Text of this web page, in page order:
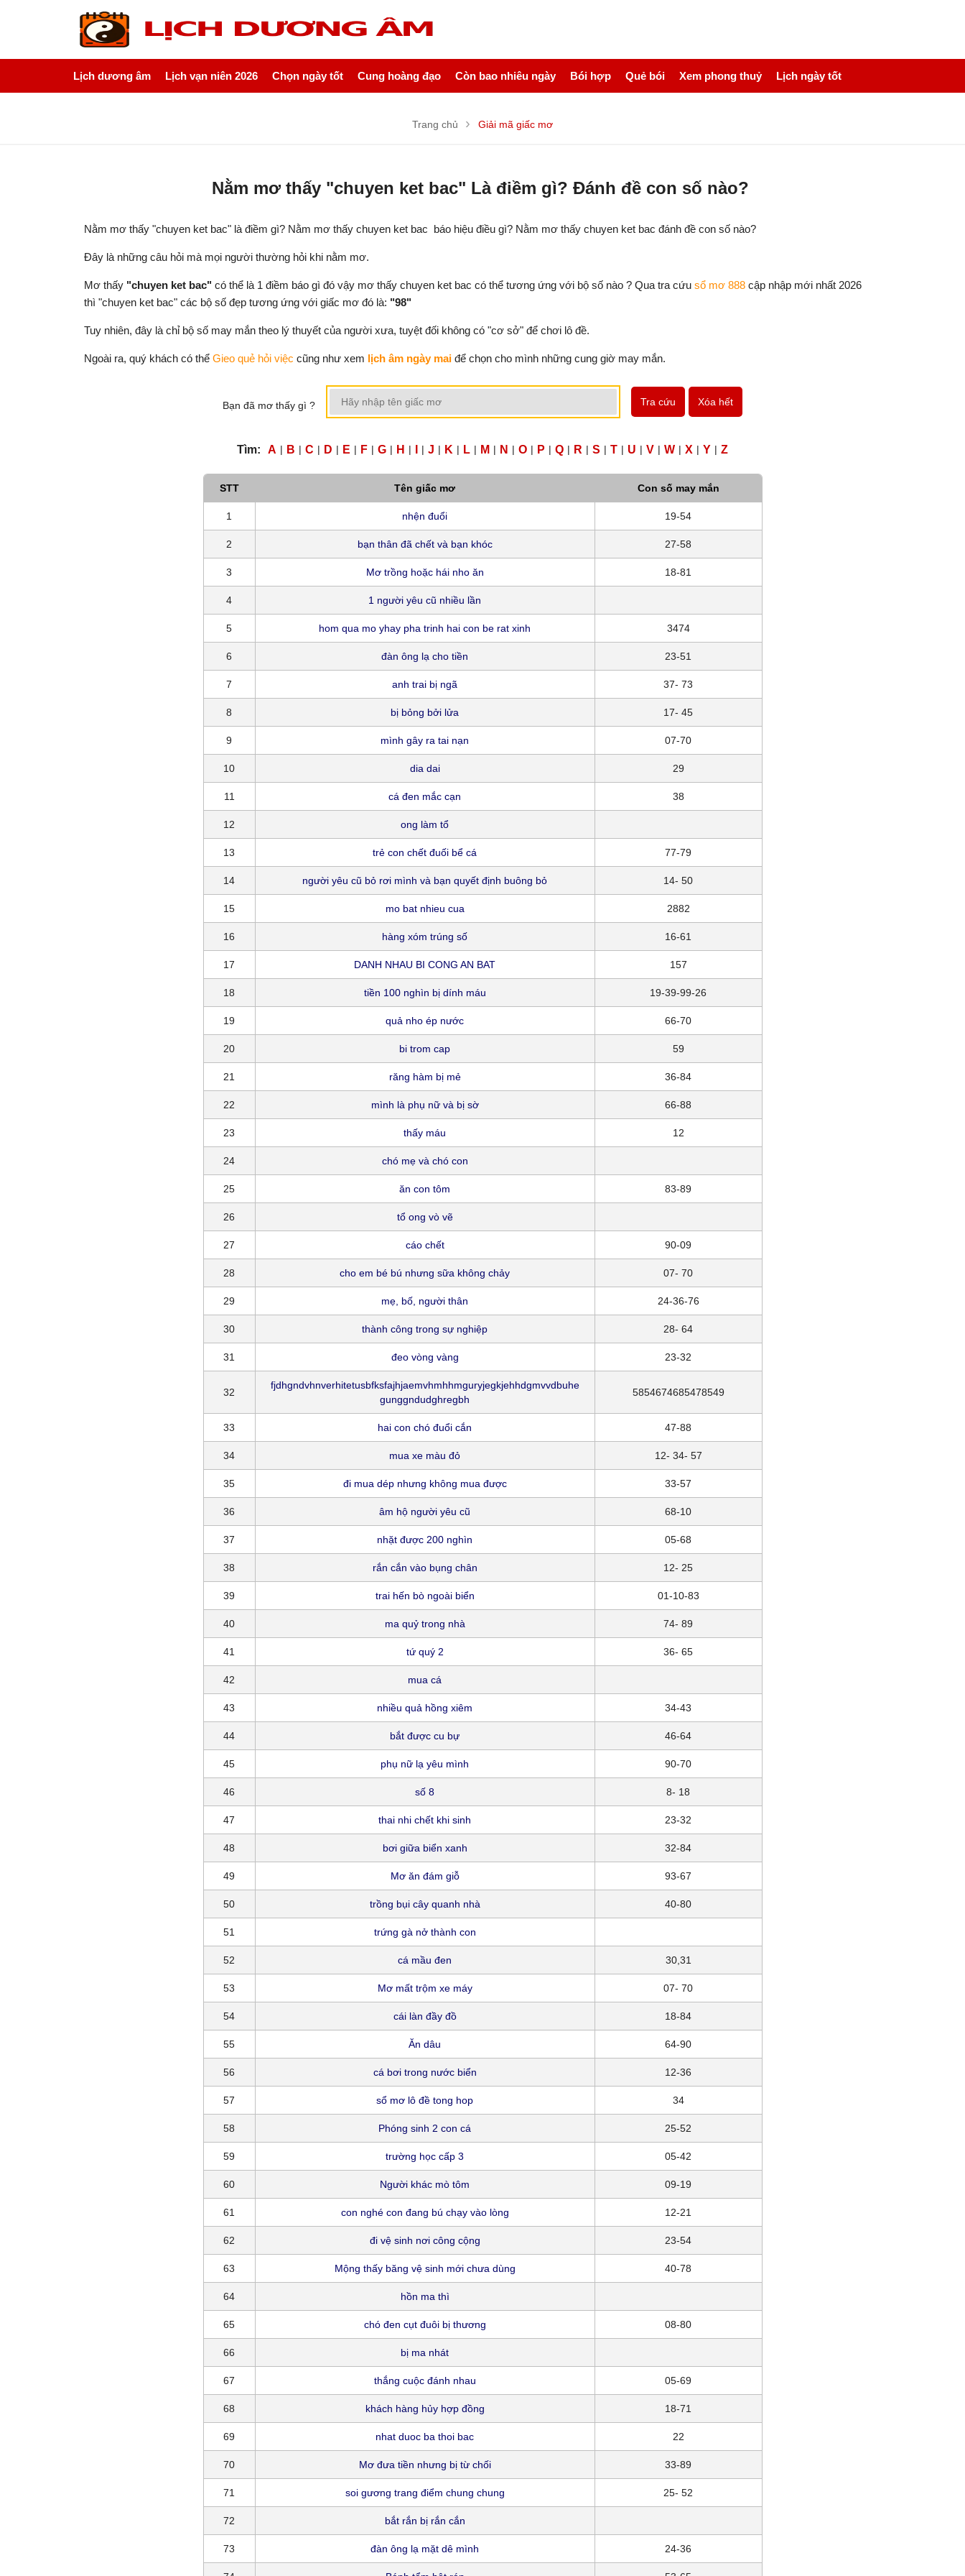
Lịch dương âm Lịch vạn niên 2026 Chọn ngày tốt Cung hoàng đạo Còn bao nhiêu ngày Bói hợp Quẻ bói Xem phong thuỷ Lịch ngày tốt
Trang chủ Giải mã giấc mơ
Nằm mơ thấy "chuyen ket bac" Là điềm gì? Đánh đề con số nào?
Nằm mơ thấy "chuyen ket bac" là điềm gì? Nằm mơ thấy chuyen ket bac báo hiệu điều gì? Nằm mơ thấy chuyen ket bac đánh đề con số nào?
Đây là những câu hỏi mà mọi người thường hỏi khi nằm mơ.
Mơ thấy "chuyen ket bac" có thể là 1 điềm báo gì đó vậy mơ thấy chuyen ket bac có thể tương ứng với bộ số nào ? Qua tra cứu sổ mơ 888 cập nhập mới nhất 2026
thì "chuyen ket bac" các bộ số đẹp tương ứng với giấc mơ đó là: "98"
Tuy nhiên, đây là chỉ bộ số may mắn theo lý thuyết của người xưa, tuyệt đối không có "cơ sở" để chơi lô đề.
Ngoài ra, quý khách có thể Gieo quẻ hỏi việc cũng như xem lịch âm ngày mai để chọn cho mình những cung giờ may mắn.
Bạn đã mơ thấy gì ? Tra cứu Xóa hết
Tìm: A | B | C | D | E | F | G | H | | J | K | L | M | N | O | P | Q | R | S | T | U | V | W | X | Y | Z
STT Tên giấc mơ Con số may mắn
1 nhện đuổi 19-54
2 bạn thân đã chết và bạn khóc 27-58
3 Mơ trồng hoặc hái nho ăn 18-81
4 1 người yêu cũ nhiều lần
5 hom qua mo yhay pha trinh hai con be rat xinh 3474
6 đàn ông lạ cho tiền 23-51
7 anh trai bị ngã 37- 73
8 bị bỏng bởi lửa 17- 45
9 mình gây ra tai nạn 07-70
10 dia dai 29
11 cá đen mắc cạn 38
12 ong làm tổ
13 trẻ con chết đuối bể cá 77-79
14 người yêu cũ bỏ rơi mình và bạn quyết định buông bỏ 14- 50
15 mo bat nhieu cua 2882
16 hàng xóm trúng số 16-61
17 DANH NHAU BI CONG AN BAT 157
18 tiền 100 nghìn bị dính máu 19-39-99-26
19 quả nho ép nước 66-70
20 bi trom cap 59
21 răng hàm bị mẻ 36-84
22 mình là phụ nữ và bị sờ 66-88
23 thấy máu 12
24 chó mẹ và chó con
25 ăn con tôm 83-89
26 tổ ong vò vẽ
27 cáo chết 90-09
28 cho em bé bú nhưng sữa không chảy 07- 70
29 mẹ, bố, người thân 24-36-76
30 thành công trong sự nghiệp 28- 64
31 đeo vòng vàng 23-32
32
fjdhgndvhnverhitetusbfksfajhjaemvhmhhmguryjegkjehhdgmvvdbuhe
gunggndudghregbh
5854674685478549
33 hai con chó đuổi cắn 47-88
34 mua xe màu đỏ 12- 34- 57
35 đi mua dép nhưng không mua được 33-57
36 âm hộ người yêu cũ 68-10
37 nhặt được 200 nghìn 05-68
38 rắn cắn vào bụng chân 12- 25
39 trai hến bò ngoài biển 01-10-83
40 ma quỷ trong nhà 74- 89
41 tứ quý 2 36- 65
42 mua cá
43 nhiều quả hồng xiêm 34-43
44 bắt được cu bự 46-64
45 phụ nữ lạ yêu mình 90-70
46 số 8 8- 18
47 thai nhi chết khi sinh 23-32
48 bơi giữa biển xanh 32-84
49 Mơ ăn đám giỗ 93-67
50 trồng bụi cây quanh nhà 40-80
51 trứng gà nở thành con
52 cá mầu đen 30,31
53 Mơ mất trộm xe máy 07- 70
54 cái làn đầy đồ 18-84
55 Ăn dâu 64-90
56 cá bơi trong nước biển 12-36
57 sổ mơ lô đề tong hop 34
58 Phóng sinh 2 con cá 25-52
59 trường học cấp 3 05-42
60 Người khác mò tôm 09-19
61 con nghé con đang bú chạy vào lòng 12-21
62 đi vệ sinh nơi công cộng 23-54
63 Mộng thấy băng vệ sinh mới chưa dùng 40-78
64 hồn ma thì
65 chó đen cụt đuôi bị thương 08-80
66 bị ma nhát
67 thắng cuộc đánh nhau 05-69
68 khách hàng hủy hợp đồng 18-71
69 nhat duoc ba thoi bac 22
70 Mơ đưa tiền nhưng bị từ chối 33-89
71 soi gương trang điểm chung chung 25- 52
72 bắt rắn bị rắn cắn
73 đàn ông lạ mặt dê mình 24-36